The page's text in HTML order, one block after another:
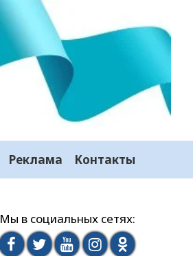
Реклама Контакты
Мы в социальных сетях: